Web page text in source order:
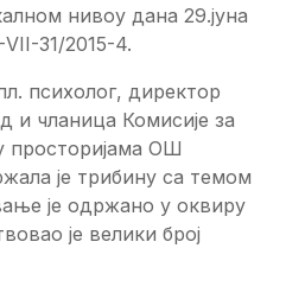
нивоу дана 29.јуна
31/2015-4.
психолог, директор
и чланица Комисије за
просторијама ОШ
је трибину са темом
је одржано у оквиру
је велики број